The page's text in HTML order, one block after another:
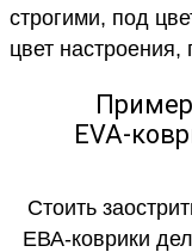
строгими, под
цвет настроения,
EVA-
Стоить
ЕВА-коврики